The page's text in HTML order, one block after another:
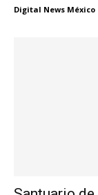
Digital News México